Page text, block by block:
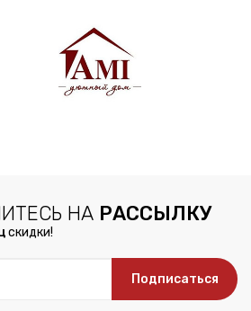
НА РАССЫЛКУ
скидки!
Подписаться